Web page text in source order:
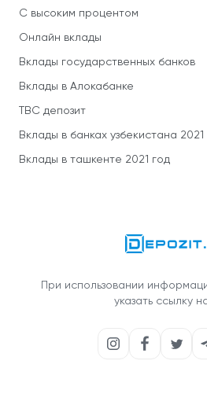
С высоким процентом
Онлайн вклады
Вклады государственных банков
Вклады в Алокабанке
TBC депозит
Вклады в банках узбекистана 2021
Вклады в ташкенте 2021 год
При использовании
указать ссылку